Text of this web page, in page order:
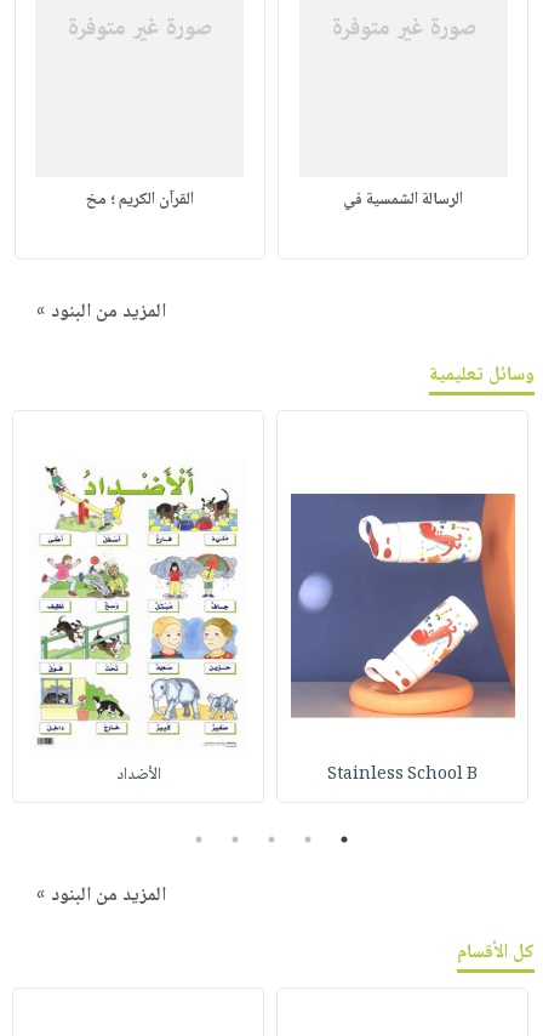
الرسالة الشمسية في القرآن الكريم ؛ مخ
المزيد من البنود »
وسائل تعليمية
Stainless School B الأضداد
1
2
3
4
5
المزيد من البنود »
كل الأقسام